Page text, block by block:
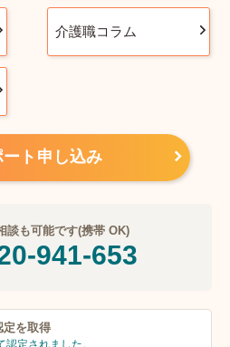
介護職コラム
ト申し込み
談も可能です(携帯 OK)
941-653
定を取得
認定されました。